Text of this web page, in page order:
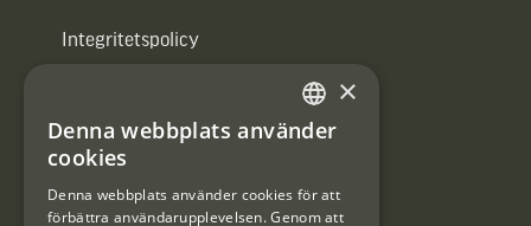
Integritetspolicy
#Interjaktfamily SWEDISH
×
Denna webbplats använder
cookies
Denna webbplats använder cookies för att
förbättra användarupplevelsen. Genom att